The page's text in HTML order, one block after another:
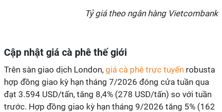
Tỷ giá theo ngân hàng Vietcombank
Cập nhật giá cà phê thế giới
Trên sàn giao dịch London, giá cà phê trực tuyến robusta
hợp đồng giao kỳ hạn tháng 7/2026 đóng cửa tuần qua
đạt 3.594 USD/tấn, tăng 8,4% (278 USD/tấn) so với tuần
trước. Hợp đồng giao kỳ hạn tháng 9/2026 tăng 5% (162